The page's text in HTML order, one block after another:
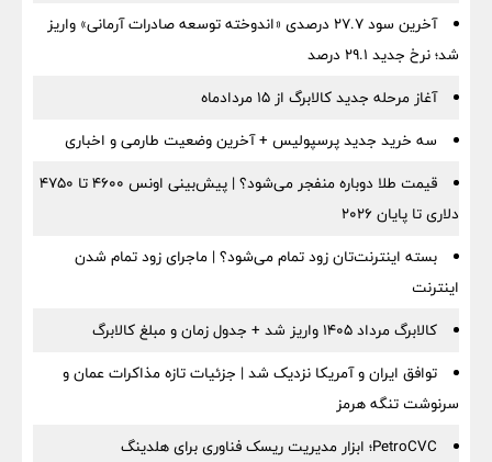
آخرین سود ۲۷.۷ درصدی «اندوخته توسعه صادرات آرمانی» واریز
شد؛ نرخ جدید ۲۹.۱ درصد
آغاز مرحله جدید کالابرگ از ۱۵ مردادماه
سه خرید جدید پرسپولیس + آخرین وضعیت طارمی و اخباری
قیمت طلا دوباره منفجر می‌شود؟ | پیش‌بینی اونس ۴۶۰۰ تا ۴۷۵۰
دلاری تا پایان ۲۰۲۶
بسته اینترنت‌تان زود تمام می‌شود؟ | ماجرای زود تمام شدن
اینترنت
کالابرگ مرداد ۱۴۰۵ واریز شد + جدول زمان و مبلغ کالابرگ
توافق ایران و آمریکا نزدیک شد | جزئیات تازه مذاکرات عمان و
سرنوشت تنگه هرمز
PetroCVC؛ ابزار مدیریت ریسک فناوری برای هلدینگ